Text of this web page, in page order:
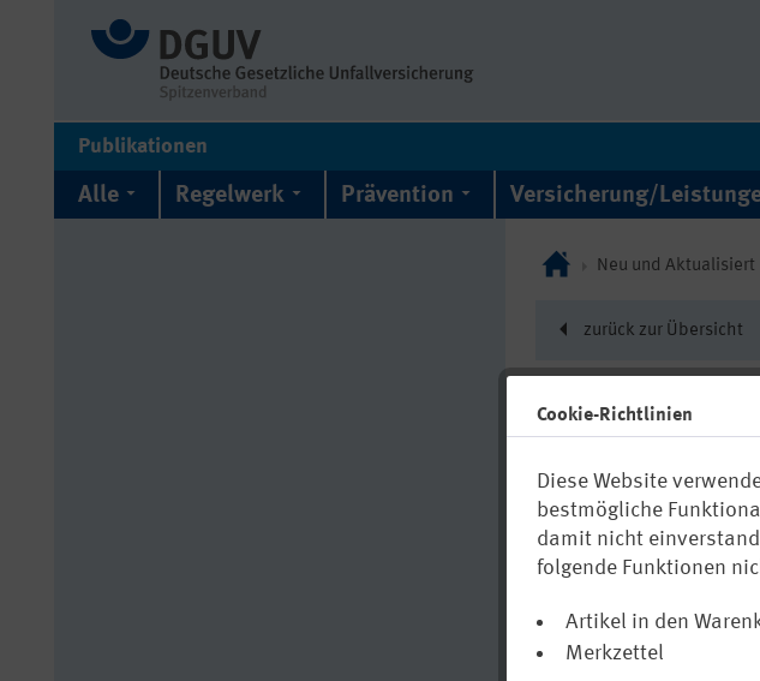
Publikationen
Alle Regelwerk Prävention Versicherung/
Neu und Aktualisiert
zurück zur Übersicht
Cookie-Richtlinien
Diese Website
bestmögliche
damit nicht
folgende Funktionen
Artikel in den
Merkzettel